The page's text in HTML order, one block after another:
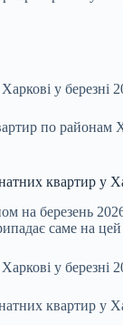
по районам
квартир у
на березень
саме на
квартир у